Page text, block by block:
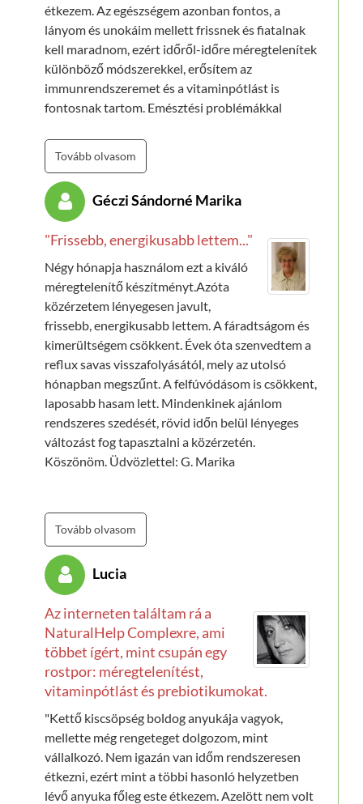
étkezem. Az egészségem azonban fontos, a
lányom és unokáim mellett frissnek és fiatalnak
kell maradnom, ezért időről-időre méregtelenítek
különböző módszerekkel, erősítem az
immunrendszeremet és a vitaminpótlást is
fontosnak tartom. Emésztési problémákkal
nehezítik a napjaimat,
kerestem meg az orvosomat.
a NaturalHelp Complexet
életvitelemet, így tudta pontosan, hogy mit fogok
tudni beleilleszteni a napjaimba.
elkezdése óta jobban alszom, könnyebbnek
érzem magam ,kevésbé vagyok fáradékony, így
jobban is bírom a napokat. Napközben nincs
időm, és sokszor a hely sem alkalmas, hogy
tablettákat, vitaminokat vagy ilyen-olyan
porokat fogyasszak, ezért különösen jó, hogy
mindent egyszerre, egy adagban elintézhetek
reggel, indulás előtt, és mégis egész nap érzem a
pozitív hatását.
Üdvözlettel!"
Tovább olvasom
Géczi Sándorné Marika
"Frissebb, energikusabb lettem..."
Négy hónapja használom ezt a kiváló
méregtelenítő készítményt.Azóta
közérzetem lényegesen javult,
frissebb, energikusabb lettem. A fáradtságom és
kimerültségem csökkent. Évek óta szenvedtem a
reflux savas visszafolyásától, mely az utolsó
hónapban megszűnt. A felfúvódásom is csökkent,
laposabb hasam lett. Mindenkinek ajánlom
rendszeres szedését, rövid időn belül lényeges
változást fog tapasztalni a közérzetén.
Köszönöm. Üdvözlettel: G. Marika
Tovább olvasom
Lucia
Az interneten találtam rá a
NaturalHelp Complexre, ami
többet ígért, mint csupán egy
rostpor: méregtelenítést,
vitaminpótlást és prebiotikumokat.
"Kettő kiscsöpség boldog anyukája vagyok,
mellette még rengeteget dolgozom, mint
vállalkozó. Nem igazán van időm rendszeresen
étkezni, ezért mint a többi hasonló helyzetben
lévő anyuka főleg este étkezem. Azelött nem volt